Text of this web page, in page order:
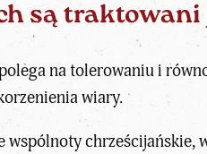
są
na tolerowaniu i
wiary.